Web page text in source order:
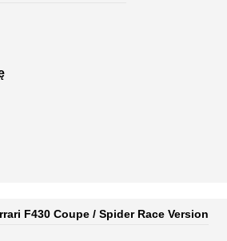
F430 Coupe / Spider Race Version